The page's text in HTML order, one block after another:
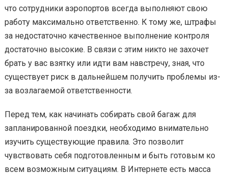
что сотрудники аэропортов всегда выполняют свою
работу максимально ответственно. К тому же, штрафы
за недостаточно качественное выполнение контроля
достаточно высокие. В связи с этим никто не захочет
брать у вас взятку или идти вам навстречу, зная, что
существует риск в дальнейшем получить проблемы из-
за возлагаемой ответственности.
Перед тем, как начинать собирать свой багаж для
запланированной поездки, необходимо внимательно
изучить существующие правила. Это позволит
чувствовать себя подготовленным и быть готовым ко
всем возможным ситуациям. В Интернете есть масса